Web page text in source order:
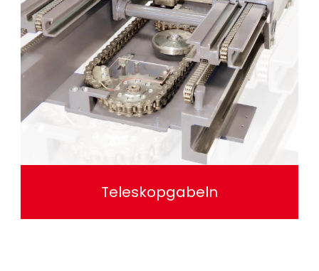
Teleskopgabeln